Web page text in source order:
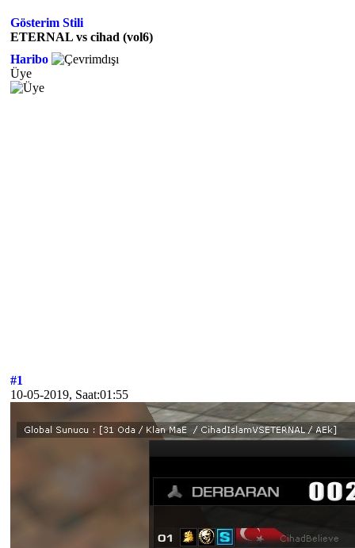
Gösterim Stili
ETERNAL vs cihad (vol6)
Haribo
Üye
#1
10-05-2019, Saat:01:55